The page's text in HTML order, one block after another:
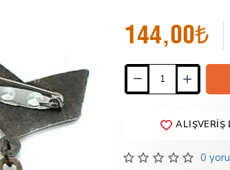
0
144,00₺
ALIŞVERIŞ